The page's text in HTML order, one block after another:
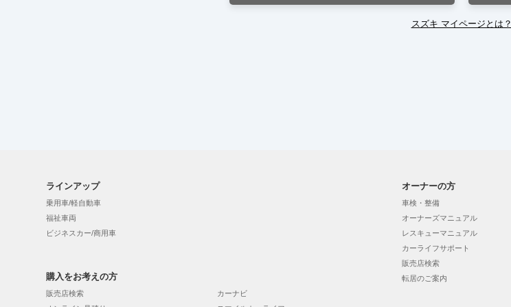
スズキ マイページとは？
ラインアップ
乗用車/軽自動車
福祉車両
ビジネスカー/商用車
購入をお考えの方
販売店検索
カーナビ
オーナーの方
車検・整備
オーナーズマニュアル
レスキューマニュアル
カーライフサポート
販売店検索
転居のご案内